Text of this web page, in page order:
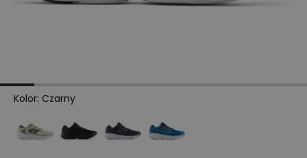
Kolor: Czarny